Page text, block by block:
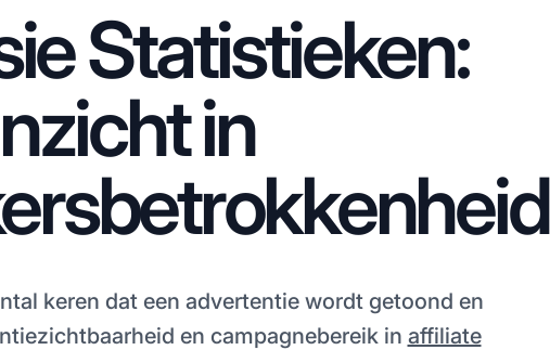
Statistieken:
in
keren dat een advertentie wordt getoond en
en campagnebereik in affiliate